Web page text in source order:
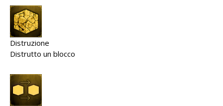
Distruzione
Distrutto un blocco